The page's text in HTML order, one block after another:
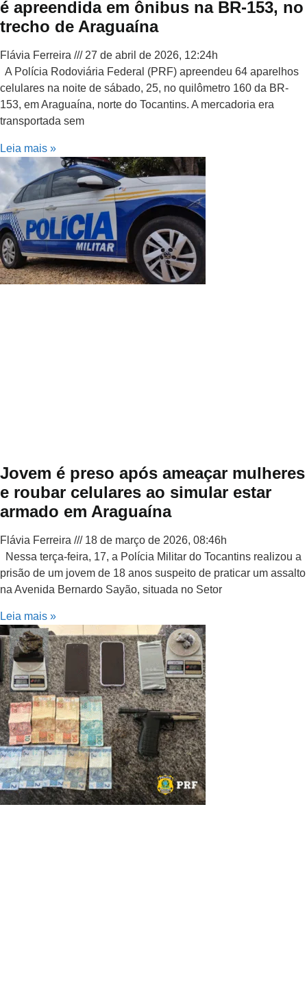
é apreendida em ônibus na BR-153, no
trecho de Araguaína
Flávia Ferreira
27 de abril de 2026, 12:24h
A Polícia Rodoviária Federal (PRF) apreendeu 64 aparelhos
celulares na noite de sábado, 25, no quilômetro 160 da BR-
153, em Araguaína, norte do Tocantins. A mercadoria era
transportada sem
Leia mais »
Jovem é preso após ameaçar mulheres
e roubar celulares ao simular estar
armado em Araguaína
Flávia Ferreira
18 de março de 2026, 08:46h
Nessa terça-feira, 17, a Polícia Militar do Tocantins realizou a
prisão de um jovem de 18 anos suspeito de praticar um assalto
na Avenida Bernardo Sayão, situada no Setor
Leia mais »